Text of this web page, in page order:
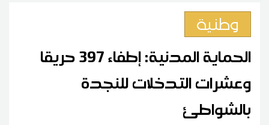
وطنية
الحماية المدنية: إطفاء 397 حريقا
وعشرات التدخلات للنجدة
بالشواطئ